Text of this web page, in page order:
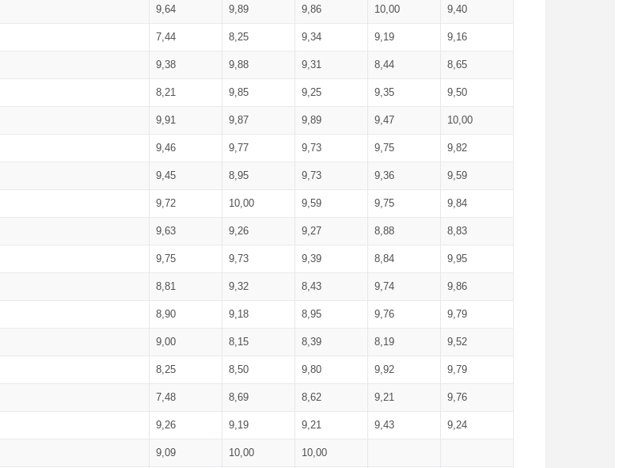
9,64 9,89 9,86 10,00 9,40
7,44 8,25 9,34 9,19 9,16
9,38 9,88 9,31 8,44 8,65
8,21 9,85 9,25 9,35 9,50
9,91 9,87 9,89 9,47 10,00
9,46 9,77 9,73 9,75 9,82
9,45 8,95 9,73 9,36 9,59
9,72 10,00 9,59 9,75 9,84
9,63 9,26 9,27 8,88 8,83
9,75 9,73 9,39 8,84 9,95
8,81 9,32 8,43 9,74 9,86
8,90 9,18 8,95 9,76 9,79
9,00 8,15 8,39 8,19 9,52
8,25 8,50 9,80 9,92 9,79
7,48 8,69 8,62 9,21 9,76
9,26 9,19 9,21 9,43 9,24
9,09 10,00 10,00